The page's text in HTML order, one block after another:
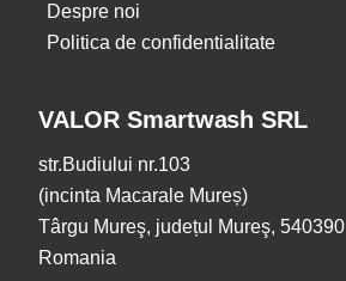
Despre noi
Politica de confidentialitate
VALOR Smartwash SRL
str.Budiului nr.103
(incinta Macarale Mureș)
Târgu Mureş, județul Mureş, 540390
Romania